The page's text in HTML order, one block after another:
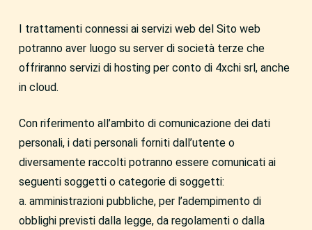
I trattamenti connessi ai servizi web del Sito web
potranno aver luogo su server di società terze che
offriranno servizi di hosting per conto di 4xchi srl, anche
in cloud.
Con riferimento all’ambito di comunicazione dei dati
personali, i dati personali forniti dall’utente o
diversamente raccolti potranno essere comunicati ai
seguenti soggetti o categorie di soggetti:
a. amministrazioni pubbliche, per l’adempimento di
obblighi previsti dalla legge, da regolamenti o dalla